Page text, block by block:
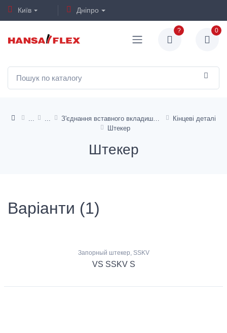
Київ Дніпро
? 0
З'єднання вставного вкладиша SSKV
Кінцеві деталі
Штекер
Штекер
Варіанти (1)
Запорный штекер, SSKV
VS SSKV S